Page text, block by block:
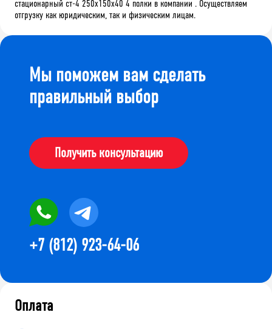
стационарный ст-4 250x150x40 4 полки в компании . Осуществляем
отгрузку как юридическим, так и физическим лицам.
Мы поможем вам сделать
правильный выбор
Получить консультацию
+7 (812) 923-64-06
Оплата